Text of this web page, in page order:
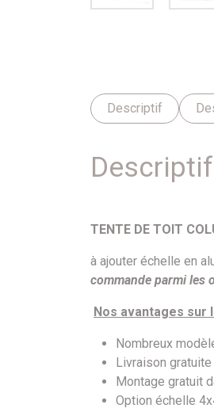
Descriptif
Descriptif
TENTE DE TOIT
à ajouter échelle en
commande parmi les
Nos avantages sur
Nombreux
Livraison
Montage gratuit
Option échelle